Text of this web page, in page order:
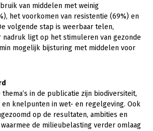
van middelen met weinig
het voorkomen van resistentie (69%) en
volgende stap is weerbaar telen,
nadruk ligt op het stimuleren van gezonde
mogelijk bijsturing met middelen voor
in de publicatie zijn biodiversiteit,
en knelpunten in wet- en regelgeving. Ook
op de resultaten, ambities en
de milieubelasting verder omlaag